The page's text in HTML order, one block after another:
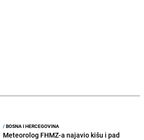
/BOSNA I HERCEGOVINA
Meteorolog FHMZ-a najavio kišu i pad